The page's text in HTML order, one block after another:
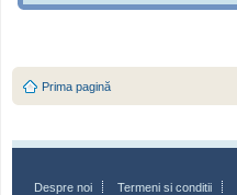
Prima pagină
Despre noi Termeni si conditii